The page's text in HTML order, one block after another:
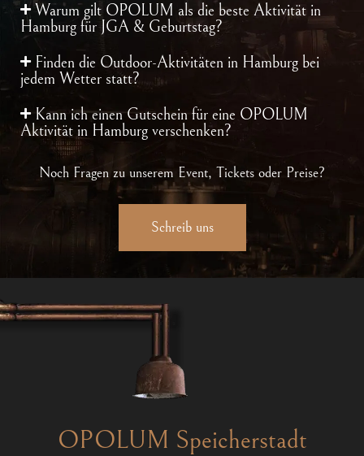
Warum gilt OPOLUM als die beste Aktivität in
Hamburg für JGA & Geburtstag?
Finden die Outdoor-Aktivitäten in Hamburg bei
jedem Wetter statt?
Kann ich einen Gutschein für eine OPOLUM
Aktivität in Hamburg verschenken?
Noch Fragen zu unserem Event, Tickets oder Preise?
Schreib uns
OPOLUM Speicherstadt